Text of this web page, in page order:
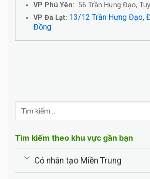
VP Phú Yên: 56 Trần Hưng Đạo,
VP Đà Lạt: 13/12 Trần Hưng Đạo,
Đồng
Tìm kiếm theo khu vực gần bạn
Cỏ nhân tạo Miền Trung